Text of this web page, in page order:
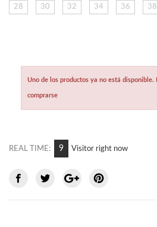
28 30 32 34 36 38
Uno de los productos ya no está disponible.
comprarse
REAL TIME: 9 Visitor right now